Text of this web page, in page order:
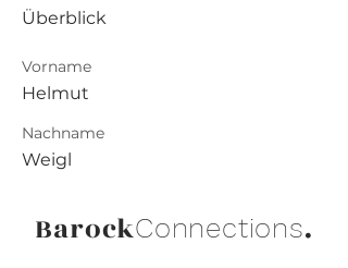
Überblick
Vorname
Helmut
Nachname
Weigl
BarockConnections.